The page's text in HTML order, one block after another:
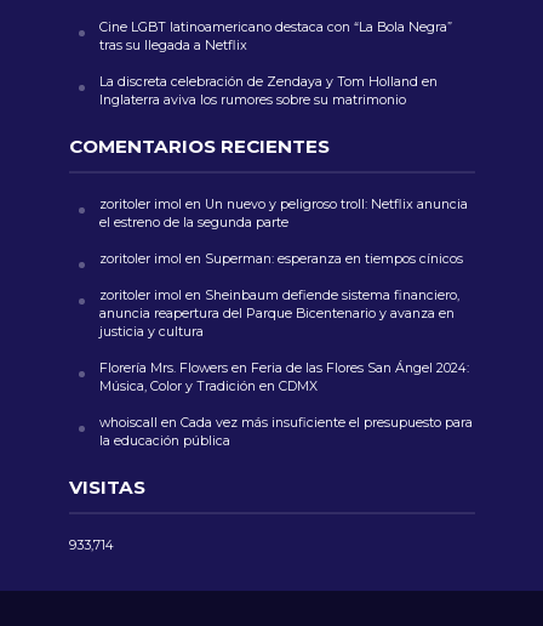
Cine LGBT latinoamericano destaca con “La Bola Negra”
tras su llegada a Netflix
La discreta celebración de Zendaya y Tom Holland en
Inglaterra aviva los rumores sobre su matrimonio
COMENTARIOS RECIENTES
zoritoler imol en Un nuevo y peligroso troll: Netflix anuncia
el estreno de la segunda parte
zoritoler imol en Superman: esperanza en tiempos cínicos
zoritoler imol en Sheinbaum defiende sistema financiero,
anuncia reapertura del Parque Bicentenario y avanza en
justicia y cultura
Florería Mrs. Flowersen Feria de las Flores San Ángel 2024:
Música, Color y Tradición en CDMX
whoiscall en Cada vez más insuficiente el presupuesto para
la educación pública
VISITAS
933,714